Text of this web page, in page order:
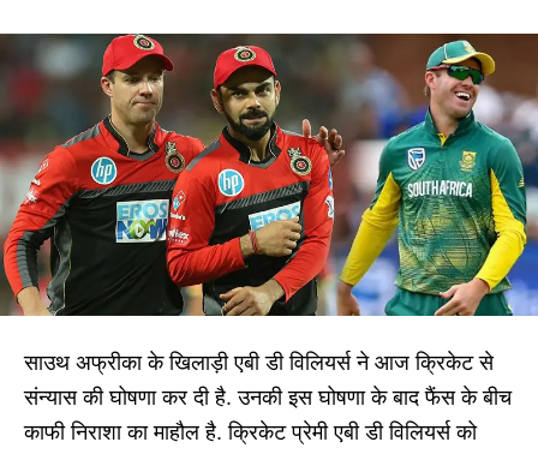
साउथ अफ्रीका के खिलाड़ी एबी डी विलियर्स ने आज क्रिकेट से
संन्यास की घोषणा कर दी है. उनकी इस घोषणा के बाद फैंस के बीच
काफी निराशा का माहौल है. क्रिकेट प्रेमी एबी डी विलियर्स को